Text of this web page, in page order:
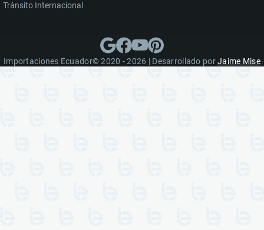
Tránsito Internacional
Importaciones Ecuador© 2020 - 2026 | Desarrollado porJaime Mise